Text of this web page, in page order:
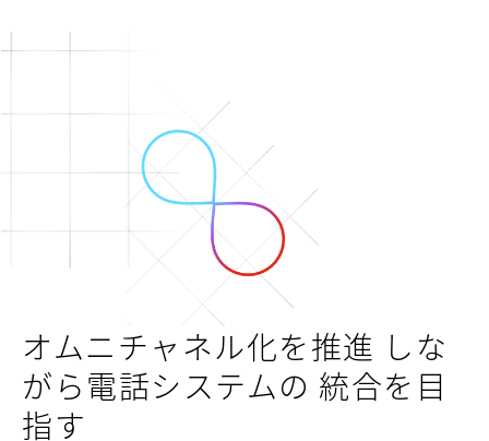
オムニチャネル化を推進 しな
がら電話システムの 統合を目
指す